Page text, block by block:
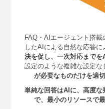
FAQ・AIエージェント搭
したAIによる自然な応答
決を促し、一次対応までを
設定のような複雑な設定な
が必要なものだけを適
単純な回答はAIに、高度な
で、最小のリソースで